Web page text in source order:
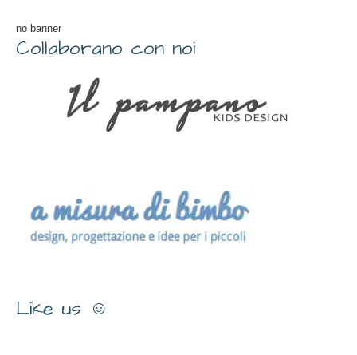
no banner
Collaborano con noi
Like us ☺